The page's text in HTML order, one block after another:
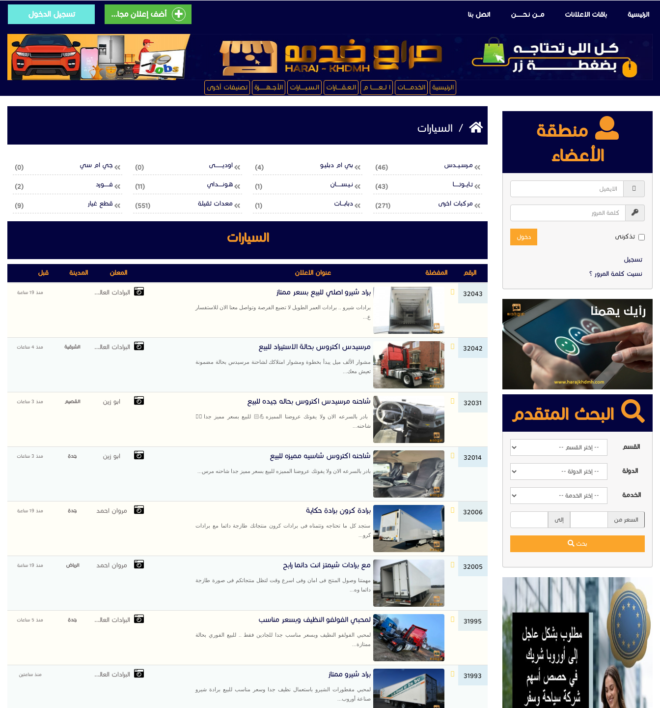
الرئيسية باقات الإعلانات مـــن نـحـــــــن اتصل بنا أضف إعلان مجانى تسجيل الدخول
الرئيسية الخدمـــــات ا لــعـــــــا م الـعـقـــــارات الـسـيـــــارات الأجــهـــــــزة تصنيفات أخرى
منطقة
الأعضاء
تذكرنى دخول
تسجيل
نسيت كلمة المرور ؟
البحث المتقدم
القسم
الدولة
الخدمة
السعر من إلى
بحث
/ السيارات
(46) مـرسـيــدس (4) بي ام دبليـو (0) اوديـــــــى (0) جي ام سي
(43) تـايــوتـــــا (1) نـيـســـــان (11) هـونــــداي (2) فـــــورد
(271) مركبات اخرى (1) دبابـــات (551) معدات ثقيلة (9) قطع غيار
السيارات
الرقم المفضلة عنوان الاعلان المعلن المدينة قبل
32043 براد شيرو اصلي للبيع بسعر ممتاز
برادات شيرو .. برادات العمر الطويل لا تضيع الفرصة وتواصل معنا الان للاستفسار
ع...
البرادات العالمية منذ 19 ساعة
32042 مرسيدس اكتروس بحالة الاستيراد للبيع
مشوار الألف ميل يبدأ بخطوة ومشوار امتلاكك لشاحنة مرسيدس بحالة مضمونة
تعيش معك...
البرادات العالمية الشرقية منذ 4 ساعات
32031 شاحنه مرسيدس اكتروس بحاله جيده للبيع
بادر بالسرعه الان ولا يفوتك عروضنا المميزه💪🏻 للبيع بسعر مميز جدا👌🏻
شاحنه...
ابو زين القصيم منذ 3 ساعات
32014 شاحنه اكتروس شاسيه مميزه للبيع
بادر بالسرعه الان ولا يفوتك عروضنا المميزه للبيع بسعر مميز جدا شاحنه مرس...
ابو زين جدة منذ 3 ساعات
32006 برادة كرون برادة حكاية
ستجد كل ما تحتاجه وتتمناه فى برادات كرون منتجاتك طازجة دائما مع برادات
كرو...
مروان احمد جدة منذ 19 ساعة
32005 مع برادات شيمتز انت دائما رابح
مهمتنا وصول المنتج فى امان وفى اسرع وقت لتظل منتجاتكم فى صورة طازجة
دائما وه...
مروان احمد الرياض منذ 19 ساعة
31995 لمحبي الفولفو النظيف وبسعر مناسب
لمحبي الفولفو النظيف وبسعر مناسب جدا للجادين فقط .. للبيع الفوري بحالة
ممتازة...
البرادات العالمية جدة منذ 5 ساعات
31993 براد شيرو ممتاز
لمحبي مقطورات الشيرو باستعمال نظيف جدا وسعر مناسب للبيع برادة شيرو
صناعة أوروب...
البرادات العالمية منذ ساعتين